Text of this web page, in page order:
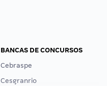
BANCAS DE CONCURSOS
Cebraspe
Cesgranrio